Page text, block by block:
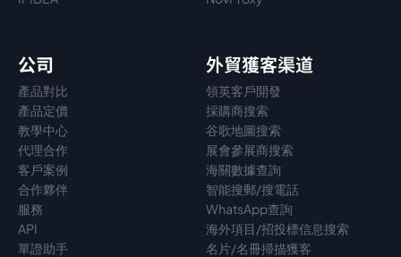
公司
產品對比
產品定價
教學中心
代理合作
客戶案例
合作夥伴
服務
API
單證助手
外貿獲客渠道
領英客戶開發
採購商搜索
谷歌地圖搜索
展會參展商搜索
海關數據查詢
智能搜郵/搜電話
WhatsApp查詢
海外項目/招投標信息搜索
名片/名冊掃描獲客